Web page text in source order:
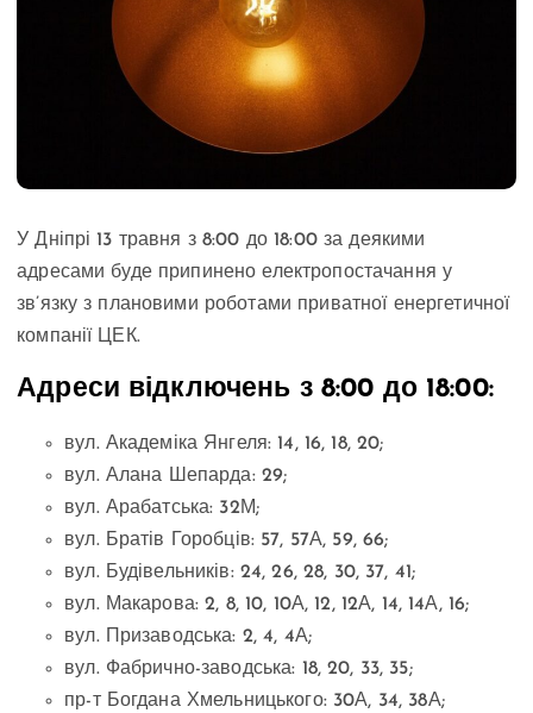
У Дніпрі 13 травня з 8:00 до 18:00 за деякими
адресами буде припинено електропостачання у
зв’язку з плановими роботами приватної енергетичної
компанії ЦЕК.
Адреси відключень з 8:00 до 18:00:
вул. Академіка Янгеля: 14, 16, 18, 20;
вул. Алана Шепарда: 29;
вул. Арабатська: 32М;
вул. Братів Горобців: 57, 57А, 59, 66;
вул. Будівельників: 24, 26, 28, 30, 37, 41;
вул. Макарова: 2, 8, 10, 10А, 12, 12А, 14, 14А, 16;
вул. Призаводська: 2, 4, 4А;
вул. Фабрично-заводська: 18, 20, 33, 35;
пр-т Богдана Хмельницького: 30А, 34, 38А;